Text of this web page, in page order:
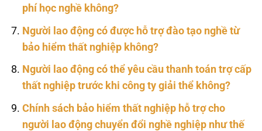
phí học nghề không?
Người lao động có được hỗ trợ đào tạo nghề từ
bảo hiểm thất nghiệp không?
Người lao động có thể yêu cầu thanh toán trợ cấp
thất nghiệp trước khi công ty giải thể không?
Chính sách bảo hiểm thất nghiệp hỗ trợ cho
người lao động chuyển đổi nghề nghiệp như thế